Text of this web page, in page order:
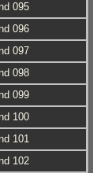
095
096
097
098
099
100
101
102